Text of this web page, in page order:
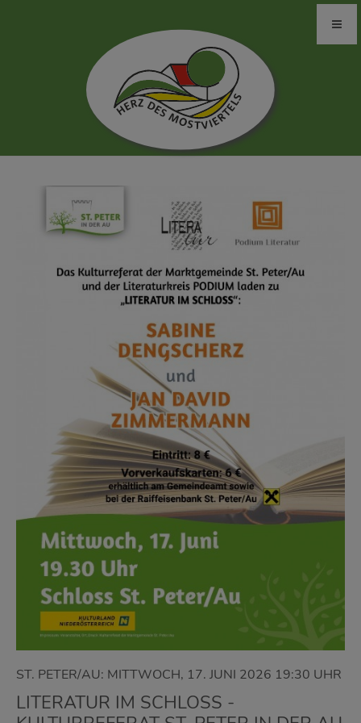
ST. PETER/AU: MITTWOCH, 17. JUNI 2026 19:30 UHR
LITERATUR IM SCHLOSS -